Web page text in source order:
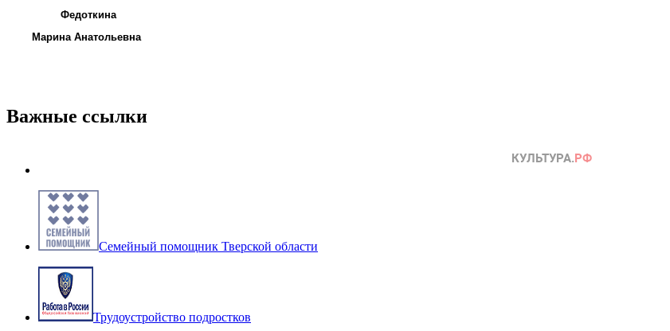
Федоткина
Марина Анатольевна
Важные ссылки
Семейный помощник Тверской области
Трудоустройство подростков